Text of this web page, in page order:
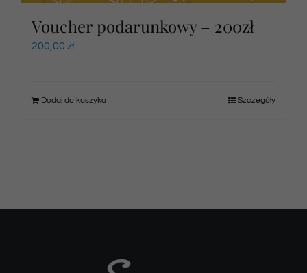
Voucher podarunkowy – 200zł
200,00 zł
Dodaj do koszyka Szczegóły